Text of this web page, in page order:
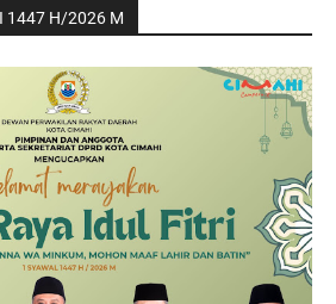
1447 H/2026 M